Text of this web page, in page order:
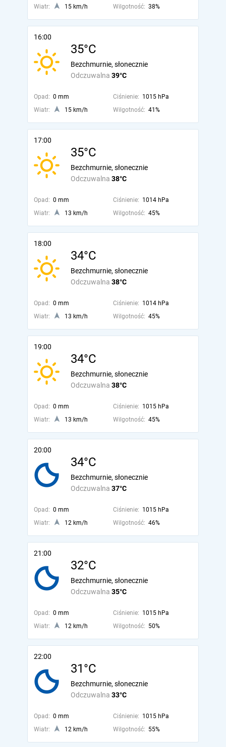
Wiatr:
15 km/h Wilgotność: 38%
16:00
35°C
Odczuwalna 39°C
Bezchmurnie, słonecznie
Opad: 0 mm Ciśnienie: 1015 hPa
Wiatr:
15 km/h Wilgotność: 41%
17:00
35°C
Odczuwalna 38°C
Bezchmurnie, słonecznie
Opad: 0 mm Ciśnienie: 1014 hPa
Wiatr:
13 km/h Wilgotność: 45%
18:00
34°C
Odczuwalna 38°C
Bezchmurnie, słonecznie
Opad: 0 mm Ciśnienie: 1014 hPa
Wiatr:
13 km/h Wilgotność: 45%
19:00
34°C
Odczuwalna 38°C
Bezchmurnie, słonecznie
Opad: 0 mm Ciśnienie: 1015 hPa
Wiatr:
13 km/h Wilgotność: 45%
20:00
34°C
Odczuwalna 37°C
Bezchmurnie, słonecznie
Opad: 0 mm Ciśnienie: 1015 hPa
Wiatr:
12 km/h Wilgotność: 46%
21:00
32°C
Odczuwalna 35°C
Bezchmurnie, słonecznie
Opad: 0 mm Ciśnienie: 1015 hPa
Wiatr:
12 km/h Wilgotność: 50%
22:00
31°C
Odczuwalna 33°C
Bezchmurnie, słonecznie
Opad: 0 mm Ciśnienie: 1015 hPa
Wiatr:
12 km/h Wilgotność: 55%